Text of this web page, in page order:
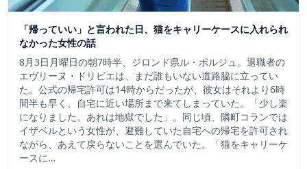
「帰っていい」と言われた日、猫をキャリーケースに入れられ
なかった女性の話
8月3日月曜日の朝7時半、ジロンド県ル・ポルジュ。退職者の
エヴリーヌ・ドリビエは、まだ誰もいない道路脇に立ってい
た。公式の帰宅許可は14時からだったが、彼女はそれより6時
間半も早く、自宅に近い場所まで来てしまっていた。「少し楽
になりました。あれは地獄でした」。同じ頃、隣町コランでは
イザベルという女性が、避難していた自宅への帰宅を許可され
ながら、あえて戻らないことを選んでいた。「猫をキャリーケ
ースに…